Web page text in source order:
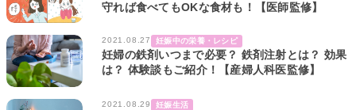
守れば食べてもOKな食材も！【医師監修】
2021.08.27 妊娠中の栄養・レシピ
妊婦の鉄剤いつまで必要？ 鉄剤注射とは？ 効果
は？ 体験談もご紹介！【産婦人科医監修】
2021.08.29 妊娠生活